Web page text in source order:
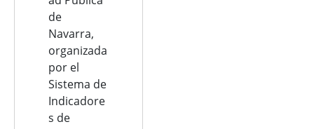
de
Navarra,
organizada
por el
Sistema de
Indicadore
s de